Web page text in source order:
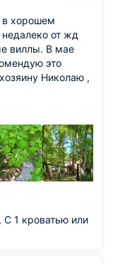
в хорошем
от жд
виллы. В мае
это
Николаю ,
мелочам, всё
1 кроватью или